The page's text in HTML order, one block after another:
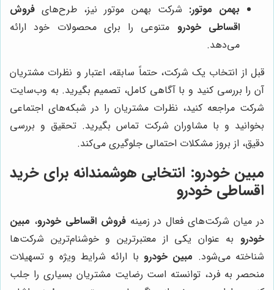
بهمن موتور: شرکت بهمن موتور نیز، طرح‌های فروش
اقساطی خودرو متنوعی را برای محصولات خود ارائه
می‌دهد.
قبل از انتخاب یک شرکت، حتماً سابقه، اعتبار و نظرات مشتریان
آن را بررسی کنید و با آگاهی کامل، تصمیم بگیرید. به وب‌سایت
شرکت مراجعه کنید، نظرات مشتریان را در شبکه‌های اجتماعی
بخوانید و با مشاوران شرکت تماس بگیرید. تحقیق و بررسی
دقیق، از بروز مشکلات احتمالی جلوگیری می‌کند.
مبین خودرو: انتخابی هوشمندانه برای خرید
اقساطی خودرو
در میان شرکت‌های فعال در زمینهفروش اقساطی خودرو، مبین
خودرو به عنوان یکی از معتبرترین و خوشنام‌ترین شرکت‌ها
شناخته می‌شود. مبین خودرو با ارائه شرایط ویژه و تسهیلات
منحصر به فرد، توانسته است رضایت مشتریان بسیاری را جلب